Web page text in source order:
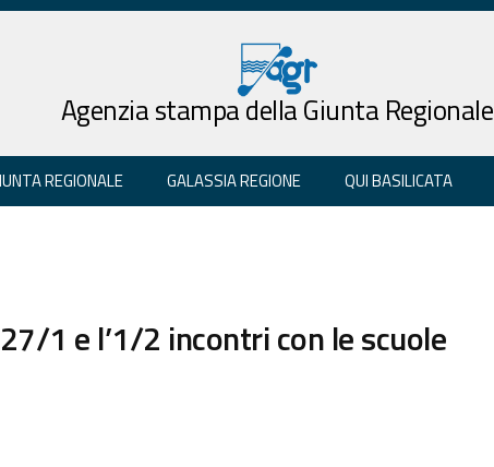
Agenzia stampa della Giunta Regionale
REGIONALE GALASSIA REGIONE QUI BASILICATA
1 e l’1/2 incontri con le scuole